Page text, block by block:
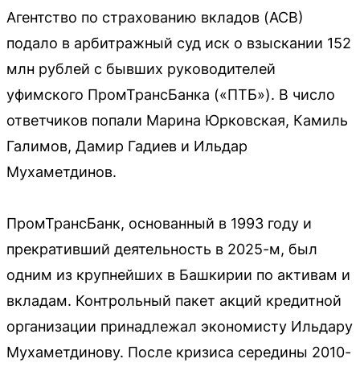
Агентство по страхованию вкладов (АСВ)
подало в арбитражный суд иск о взыскании 152
млн рублей с бывших руководителей
уфимского ПромТрансБанка («ПТБ»). В число
ответчиков попали Марина Юрковская, Камиль
Галимов, Дамир Гадиев и Ильдар
Мухаметдинов.
ПромТрансБанк, основанный в 1993 году и
прекративший деятельность в 2025-м, был
одним из крупнейших в Башкирии по активам и
вкладам. Контрольный пакет акций кредитной
организации принадлежал экономисту Ильдару
Мухаметдинову. После кризиса середины 2010-